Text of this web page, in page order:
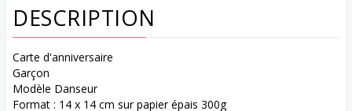
DESCRIPTION
Carte d'anniversaire
Garçon
Modèle Danseur
Format : 14 x 14 cm sur papier épais 300g